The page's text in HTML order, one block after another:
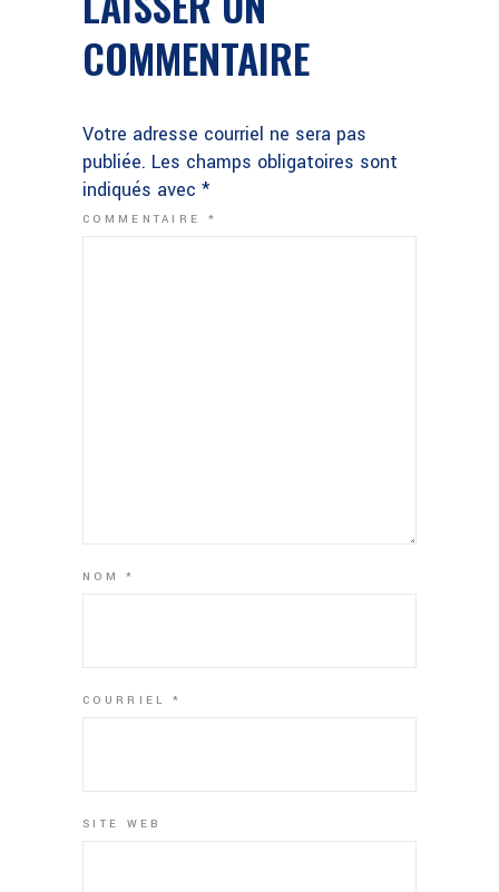
COMMENTAIRE
Votre adresse courriel ne sera pas
publiée. Les champs obligatoires sont
indiqués avec *
COMMENTAIRE *
NOM*
COURRIEL *
SITE WEB